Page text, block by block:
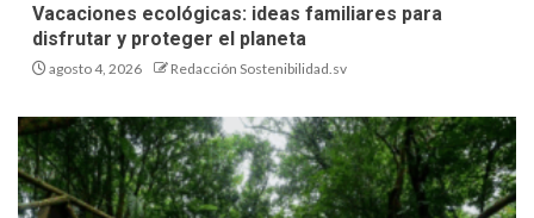
Vacaciones ecológicas: ideas familiares para
disfrutar y proteger el planeta
agosto 4, 2026 Redacción Sostenibilidad.sv